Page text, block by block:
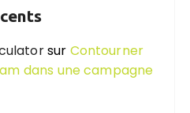
sur Contourner
dans une campagne